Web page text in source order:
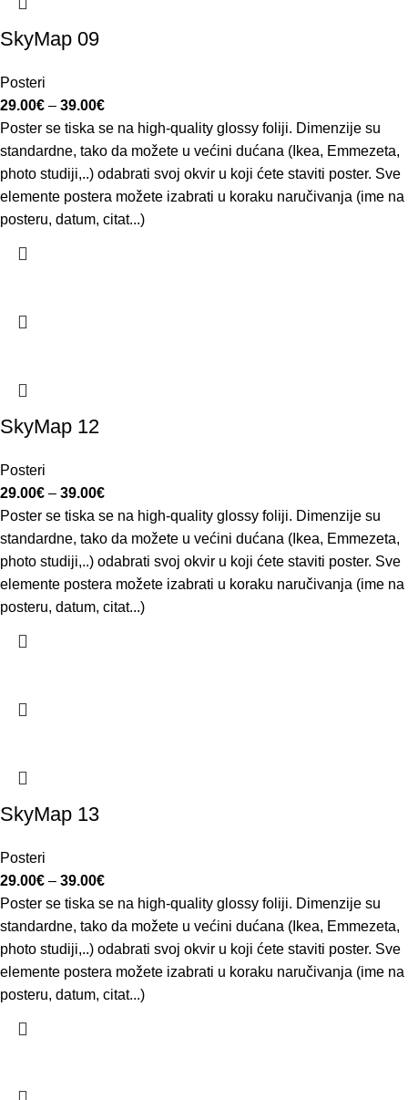
SkyMap 09
Posteri
29.00€ – 39.00€
Poster se tiska se na high-quality glossy foliji. Dimenzije su
standardne, tako da možete u većini dućana (Ikea, Emmezeta,
photo studiji,..) odabrati svoj okvir u koji ćete staviti poster. Sve
elemente postera možete izabrati u koraku naručivanja (ime na
posteru, datum, citat...)
SkyMap 12
Posteri
29.00€ – 39.00€
Poster se tiska se na high-quality glossy foliji. Dimenzije su
standardne, tako da možete u većini dućana (Ikea, Emmezeta,
photo studiji,..) odabrati svoj okvir u koji ćete staviti poster. Sve
elemente postera možete izabrati u koraku naručivanja (ime na
posteru, datum, citat...)
SkyMap 13
Posteri
29.00€ – 39.00€
Poster se tiska se na high-quality glossy foliji. Dimenzije su
standardne, tako da možete u većini dućana (Ikea, Emmezeta,
photo studiji,..) odabrati svoj okvir u koji ćete staviti poster. Sve
elemente postera možete izabrati u koraku naručivanja (ime na
posteru, datum, citat...)